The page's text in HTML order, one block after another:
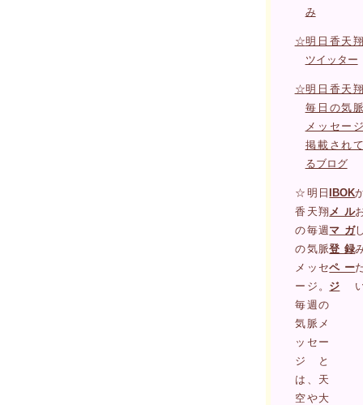
み
☆明日香天
ツイッター
☆明日香天
毎日の気
メッセー
掲載され
るブログ
☆明日
香天翔
の毎週
の気脈
メッセ
ージ。
毎週の
気脈メ
ッセー
ジと
は、天
空や大
IBOK
メル
マガ
登録
ペー
ジ